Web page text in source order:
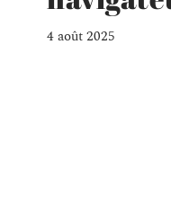
4 août 2025